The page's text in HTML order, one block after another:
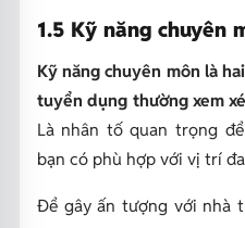
1.5 Kỹ năng chuyên
Kỹ năng chuyên môn là
tuyển dụng thường xem
Là nhân tố quan trọng
bạn có phù hợp với vị trí
Để gây ấn tượng với nhà